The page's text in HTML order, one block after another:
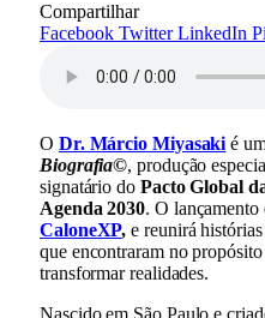
Compartilhar
Facebook Twitter LinkedIn
O Dr. Márcio Miyasaki é
Biografia©, produção
signatário do Pacto Global
Agenda 2030. O lançamento
CaloneXP, e reunirá
que encontraram no
transformar realidades.